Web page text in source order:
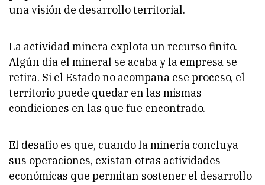
una visión de desarrollo territorial.
La actividad minera explota un recurso finito.
Algún día el mineral se acaba y la empresa se
retira. Si el Estado no acompaña ese proceso, el
territorio puede quedar en las mismas
condiciones en las que fue encontrado.
El desafío es que, cuando la minería concluya
sus operaciones, existan otras actividades
económicas que permitan sostener el desarrollo